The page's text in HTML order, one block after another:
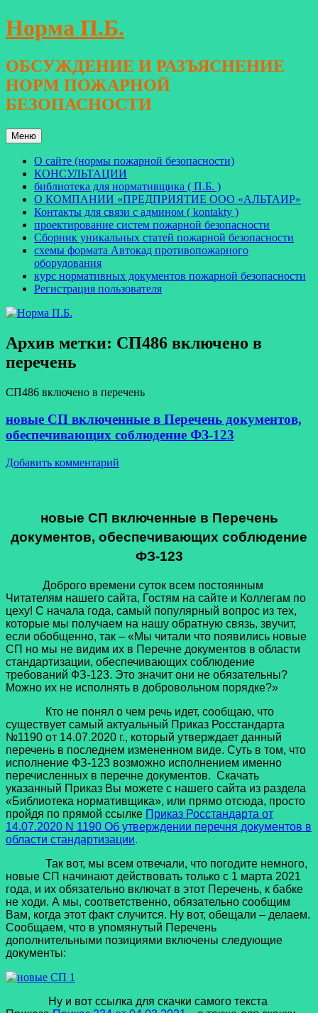
Перейти
к
Норма П.Б.
ОБСУЖДЕНИЕ И РАЗЪЯСНЕНИЕ
НОРМ ПОЖАРНОЙ
БЕЗОПАСНОСТИ
Меню
О сайте (нормы пожарной безопасности)
КОНСУЛЬТАЦИИ
библиотека для нормативщика ( П.Б. )
О КОМПАНИИ «ПРЕДПРИЯТИЕ ООО «АЛЬТАИР»
Контакты для связи с админом ( kontakty )
проектирование систем пожарной безопасности
Сборник уникальных статей пожарной безопасности
схемы формата Автокад противопожарного
оборудования
курс нормативных документов пожарной безопасности
Регистрация пользователя
Архив метки: СП486 включено в
перечень
СП486 включено в перечень
новые СП включенные в Перечень документов,
обеспечивающих соблюдение ФЗ-123
Добавить комментарий
новые СП включенные в Перечень
документов, обеспечивающих соблюдение
ФЗ-123
Доброго времени суток всем постоянным
Читателям нашего сайта, Гостям на сайте и Коллегам по
цеху! С начала года, самый популярный вопрос из тех,
которые мы получаем на нашу обратную связь, звучит,
если обобщенно, так – «Мы читали что появились новые
СП но мы не видим их в Перечне документов в области
стандартизации, обеспечивающих соблюдение
требований ФЗ-123. Это значит они не обязательны?
Можно их не исполнять в добровольном порядке?»
Кто не понял о чем речь идет, сообщаю, что
существует самый актуальный Приказ Росстандарта
№1190 от 14.07.2020 г., который утверждает данный
перечень в последнем измененном виде. Суть в том, что
исполнение ФЗ-123 возможно исполнением именно
перечисленных в перечне документов. Скачать
указанный Приказ Вы можете с нашего сайта из раздела
«Библиотека нормативщика», или прямо отсюда, просто
пройдя по прямой ссылке Приказ Росстандарта от
14.07.2020 N 1190 Об утверждении перечня документов в
области стандартизации.
Так вот, мы всем отвечали, что погодите немного,
новые СП начинают действовать только с 1 марта 2021
года, и их обязательно включат в этот Перечень, к бабке
не ходи. А мы, соответственно, обязательно сообщим
Вам, когда этот факт случится. Ну вот, обещали – делаем.
Сообщаем, что в упомянутый Перечень
дополнительными позициями включены следующие
документы:
Ну и вот ссылка для скачки самого текста